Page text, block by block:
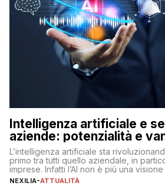
Intelligenza artificiale e
aziende: potenzialità e
L’intelligenza artificiale sta
primo tra tutti quello aziendale, in
imprese. Infatti l’AI non è più una
realtà operativa che sta portando a un
NEXILIA-ATTUALITÀ